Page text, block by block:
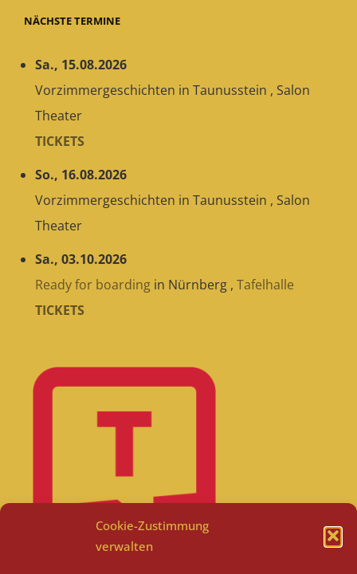
Cookie-Zustimmung
verwalten
NÄCHSTE TERMINE
Sa., 15.08.2026
Vorzimmergeschichten in Taunusstein , Salon
Theater
TICKETS
So., 16.08.2026
Vorzimmergeschichten in Taunusstein , Salon
Theater
Sa., 03.10.2026
Ready for boarding in Nürnberg , Tafelhalle
TICKETS